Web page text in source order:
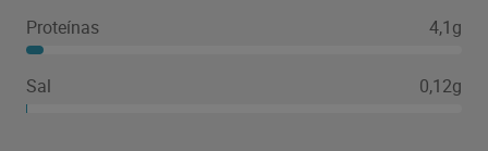
certificado Rainforest Alliance. Si quieres obtener más
información sobre la certificación Rainforest Alliance
puedes visitar la página web: www.rainforest-
alliance.org/lang/es. Si quieres saber más sobre
nuestros productos, nuestros valores, nuestras
Proteínas
4,1g
Sal 0,12g